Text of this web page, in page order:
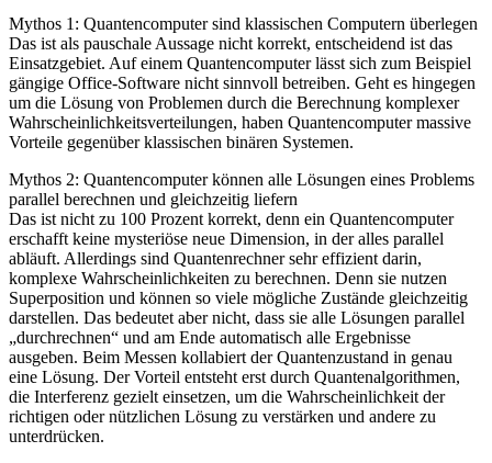
Mythos 1: Quantencomputer sind klassischen Computern überlegen
Das ist als pauschale Aussage nicht korrekt, entscheidend ist das
Einsatzgebiet. Auf einem Quantencomputer lässt sich zum Beispiel
gängige Office-Software nicht sinnvoll betreiben. Geht es hingegen
um die Lösung von Problemen durch die Berechnung komplexer
Wahrscheinlichkeitsverteilungen, haben Quantencomputer massive
Vorteile gegenüber klassischen binären Systemen.
Mythos 2: Quantencomputer können alle Lösungen eines Problems
parallel berechnen und gleichzeitig liefern
Das ist nicht zu 100 Prozent korrekt, denn ein Quantencomputer
erschafft keine mysteriöse neue Dimension, in der alles parallel
abläuft. Allerdings sind Quantenrechner sehr effizient darin,
komplexe Wahrscheinlichkeiten zu berechnen. Denn sie nutzen
Superposition und können so viele mögliche Zustände gleichzeitig
darstellen. Das bedeutet aber nicht, dass sie alle Lösungen parallel
„durchrechnen“ und am Ende automatisch alle Ergebnisse
ausgeben. Beim Messen kollabiert der Quantenzustand in genau
eine Lösung. Der Vorteil entsteht erst durch Quantenalgorithmen,
die Interferenz gezielt einsetzen, um die Wahrscheinlichkeit der
richtigen oder nützlichen Lösung zu verstärken und andere zu
unterdrücken.